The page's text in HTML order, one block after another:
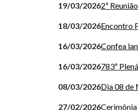
19/03/20262ª
18/03/2026Encontro
16/03/2026Confea
16/03/2026783ª
08/03/2026Dia 08 de
27/02/2026Cerimônia